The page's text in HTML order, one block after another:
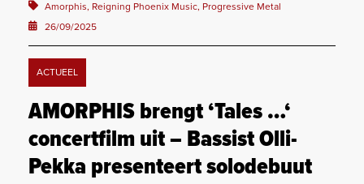
Amorphis, Reigning Phoenix Music, Progressive Metal
26/09/2025
ACTUEEL
AMORPHIS brengt ‘Tales …‘
concertfilm uit – Bassist Olli-
Pekka presenteert solodebuut